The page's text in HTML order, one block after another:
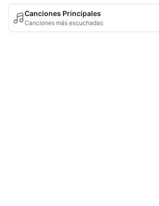
Canciones Principales
Canciones más escuchadas